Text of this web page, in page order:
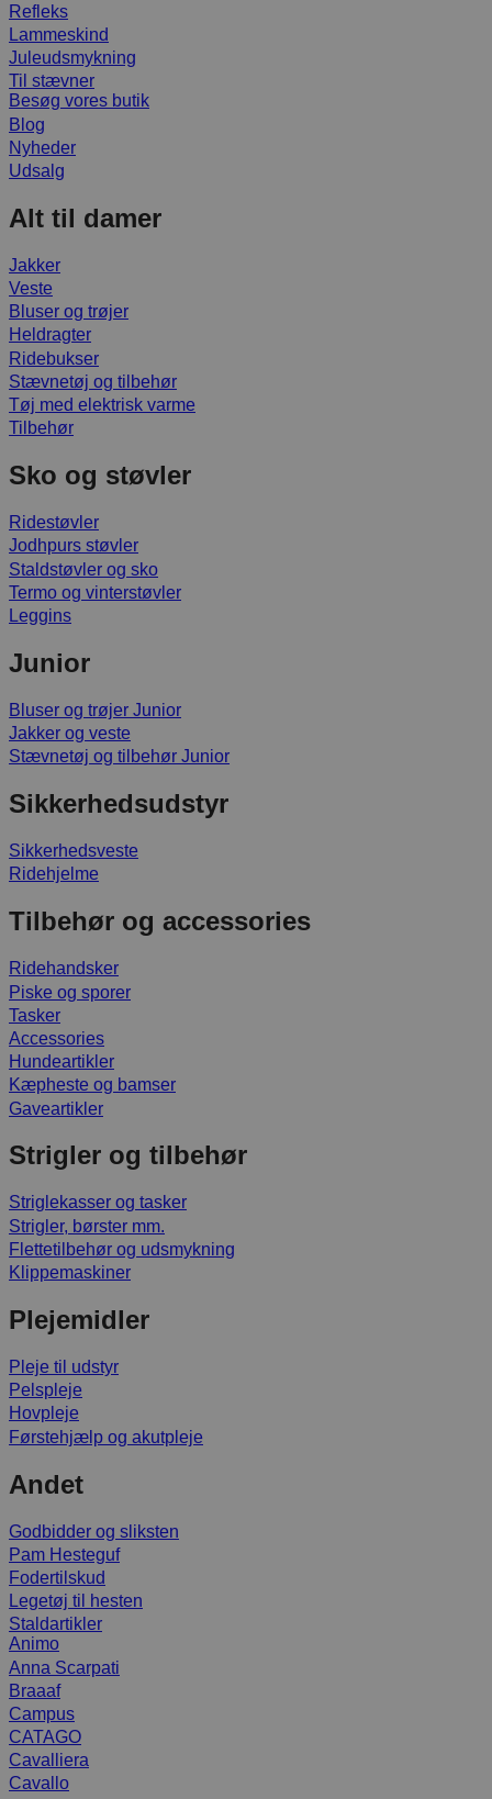
Refleks
Lammeskind
Juleudsmykning
Til stævner
Besøg vores butik
Blog
Nyheder
Udsalg
Alt til damer
Jakker
Veste
Bluser og trøjer
Heldragter
Ridebukser
Stævnetøj og tilbehør
Tøj med elektrisk varme
Tilbehør
Sko og støvler
Ridestøvler
Jodhpurs støvler
Staldstøvler og sko
Termo og vinterstøvler
Leggins
Junior
Bluser og trøjer Junior
Jakker og veste
Stævnetøj og tilbehør Junior
Sikkerhedsudstyr
Sikkerhedsveste
Ridehjelme
Tilbehør og accessories
Ridehandsker
Piske og sporer
Tasker
Accessories
Hundeartikler
Kæpheste og bamser
Gaveartikler
Strigler og tilbehør
Striglekasser og tasker
Strigler, børster mm.
Flettetilbehør og udsmykning
Klippemaskiner
Plejemidler
Pleje til udstyr
Pelspleje
Hovpleje
Førstehjælp og akutpleje
Andet
Godbidder og sliksten
Pam Hesteguf
Fodertilskud
Legetøj til hesten
Staldartikler
Animo
Anna Scarpati
Braaaf
Campus
CATAGO
Cavalliera
Cavallo